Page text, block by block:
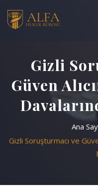
Basında Biz
Çalışma Alanlarımız
Gizli
Güven
Ana
Gizli Soruşturmacı ve